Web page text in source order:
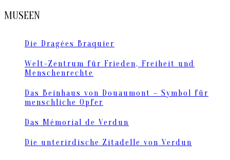
MUSEEN
Die Dragées Braquier
Welt-Zentrum für Frieden, Freiheit und
Menschenrechte
Das Beinhaus von Douaumont – Symbol für
menschliche Opfer
Das Mémorial de Verdun
Die unterirdische Zitadelle von Verdun